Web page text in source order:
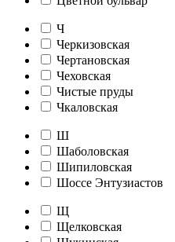
Ч
Черкизовская
Чертановская
Чеховская
Чистые пруды
Чкаловская
Ш
Шаболовская
Шипиловская
Шоссе Энтузиастов
Щ
Щелковская